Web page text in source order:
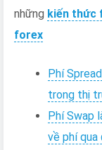
những kiến thức
forex
Phí
trong thị
Phí Swap
về phí